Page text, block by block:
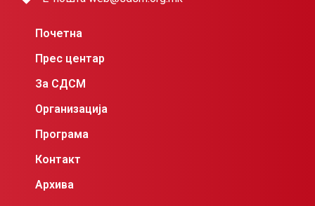
Почетна
Прес центар
За СДСМ
Организација
Програма
Контакт
Архива